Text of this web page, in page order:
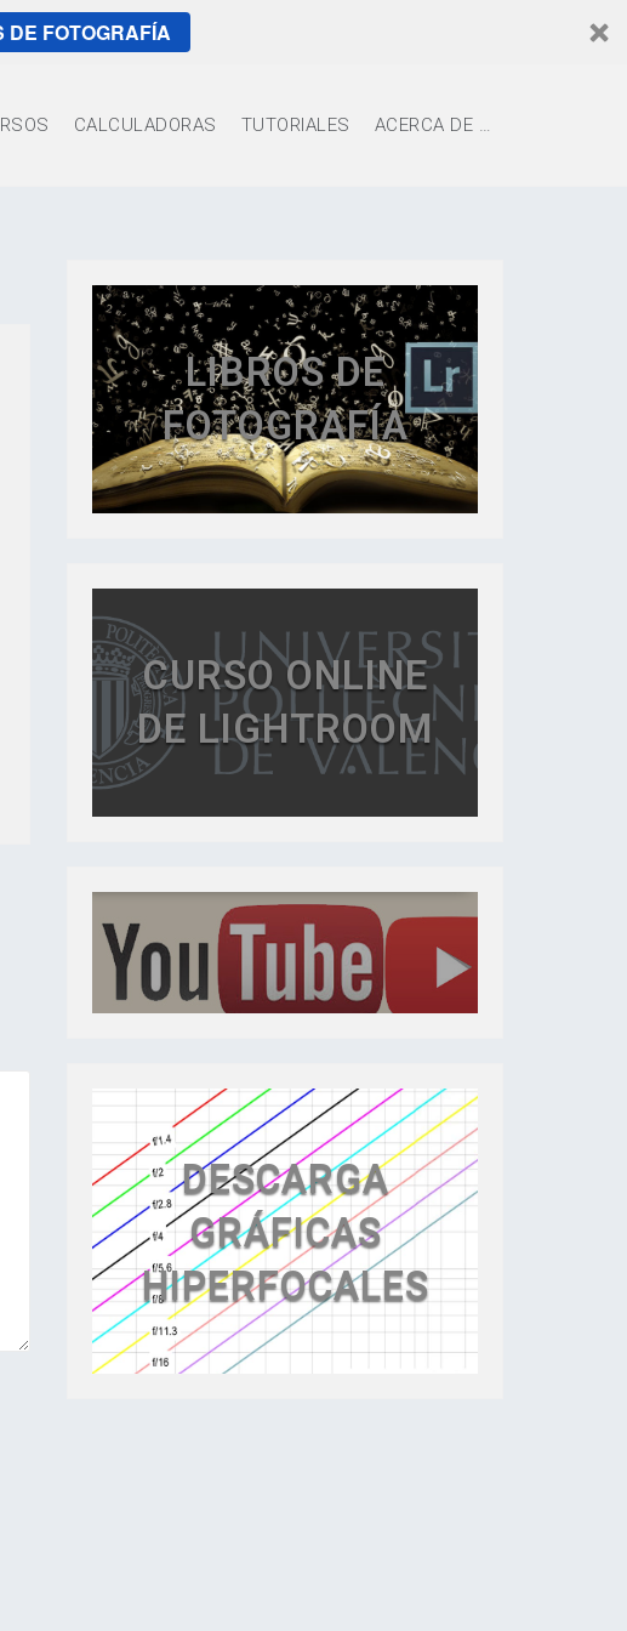
DE FOTOGRAFÍA
CALCULADORAS TUTORIALES ACERCA DE …
LIBROS DE
FOTOGRAFÍA
CURSO ONLINE
DE LIGHTROOM
DESCARGA
GRÁFICAS
HIPERFOCALES